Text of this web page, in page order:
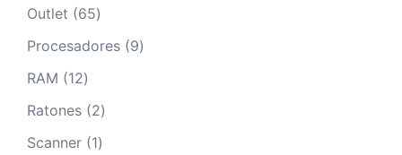
Outlet 6565
productos
Procesadores 99
RAM 1212
productos
Ratones 22
productos
Scanner 11